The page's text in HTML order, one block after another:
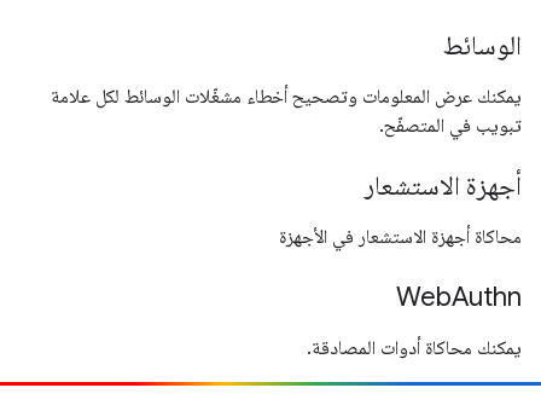
الوسائط
يمكنك عرض المعلومات وتصحيح أخطاء مشغّلات الوسائط لكل علامة
تبويب في المتصفّح.
أجهزة الاستشعار
محاكاة أجهزة الاستشعار في الأجهزة
WebAuthn
يمكنك محاكاة أدوات المصادقة.